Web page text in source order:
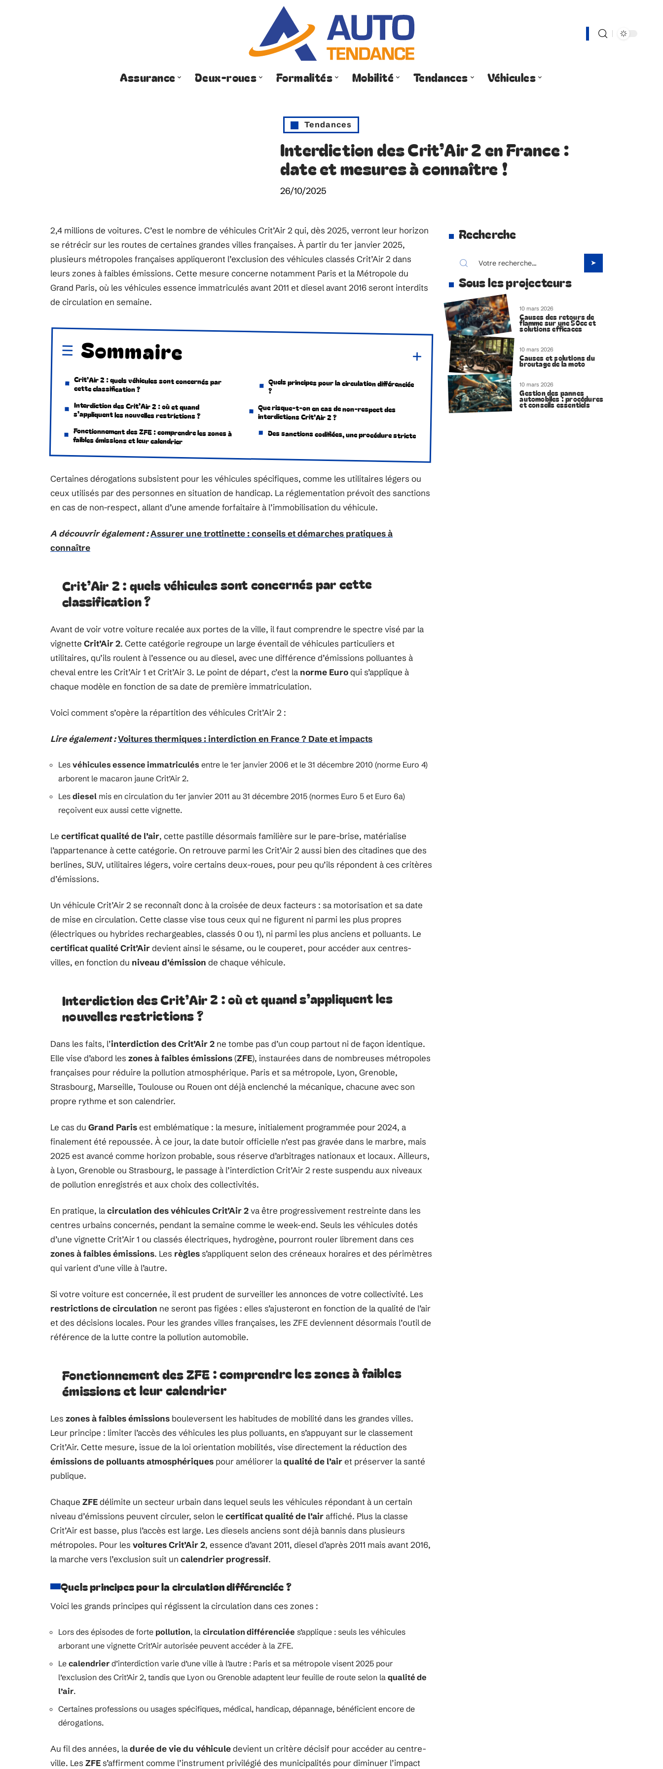
Assurance Deux-roues Formalités Mobilité Tendances Véhicules
Tendances
Interdiction des Crit’Air 2 en France :
date et mesures à connaître !
26/10/2025
2,4 millions de voitures. C’est le nombre de véhicules Crit’Air 2 qui, dès 2025, verront leur horizon
se rétrécir sur les routes de certaines grandes villes françaises. À partir du 1er janvier 2025,
plusieurs métropoles françaises appliqueront l’exclusion des véhicules classés Crit’Air 2 dans
leurs zones à faibles émissions. Cette mesure concerne notamment Paris et la Métropole du
Grand Paris, où les véhicules essence immatriculés avant 2011 et diesel avant 2016 seront interdits
de circulation en semaine.
Sommaire
Crit’Air 2 : quels véhicules sont concernés par
cette classification ?
Interdiction des Crit’Air 2 : où et quand
s’appliquent les nouvelles restrictions ?
Fonctionnement des ZFE : comprendre les zones à
faibles émissions et leur calendrier
Quels principes pour la circulation différenciée
?
Que risque-t-on en cas de non-respect des
interdictions Crit’Air 2 ?
Des sanctions codifiées, une procédure stricte
Certaines dérogations subsistent pour les véhicules spécifiques, comme les utilitaires légers ou
ceux utilisés par des personnes en situation de handicap. La réglementation prévoit des sanctions
en cas de non-respect, allant d’une amende forfaitaire à l’immobilisation du véhicule.
A découvrir également :Assurer une trottinette : conseils et démarches pratiques à
connaître
Crit’Air 2 : quels véhicules sont concernés par cette
classification ?
Avant de voir votre voiture recalée aux portes de la ville, il faut comprendre le spectre visé par la
vignette Crit’Air 2. Cette catégorie regroupe un large éventail de véhicules particuliers et
utilitaires, qu’ils roulent à l’essence ou au diesel, avec une différence d’émissions polluantes à
cheval entre les Crit’Air 1 et Crit’Air 3. Le point de départ, c’est la norme Euroqui s’applique à
chaque modèle en fonction de sa date de première immatriculation.
Voici comment s’opère la répartition des véhicules Crit’Air 2 :
Lire également :Voitures thermiques : interdiction en France ? Date et impacts
Les véhicules essence immatriculés entre le 1er janvier 2006 et le 31 décembre 2010 (norme Euro 4)
arborent le macaron jaune Crit’Air 2.
Les diesel mis en circulation du 1er janvier 2011 au 31 décembre 2015 (normes Euro 5 et Euro 6a)
reçoivent eux aussi cette vignette.
Le certificat qualité de l’air, cette pastille désormais familière sur le pare-brise, matérialise
l’appartenance à cette catégorie. On retrouve parmi les Crit’Air 2 aussi bien des citadines que des
berlines, SUV, utilitaires légers, voire certains deux-roues, pour peu qu’ils répondent à ces critères
d’émissions.
Un véhicule Crit’Air 2 se reconnaît donc à la croisée de deux facteurs : sa motorisation et sa date
de mise en circulation. Cette classe vise tous ceux qui ne figurent ni parmi les plus propres
(électriques ou hybrides rechargeables, classés 0 ou 1), ni parmi les plus anciens et polluants. Le
certificat qualité Crit’Airdevient ainsi le sésame, ou le couperet, pour accéder aux centres-
villes, en fonction du niveau d’émission de chaque véhicule.
Interdiction des Crit’Air 2 : où et quand s’appliquent les
nouvelles restrictions ?
Dans les faits, l’interdiction des Crit’Air 2 ne tombe pas d’un coup partout ni de façon identique.
Elle vise d’abord les zones à faibles émissions(ZFE), instaurées dans de nombreuses métropoles
françaises pour réduire la pollution atmosphérique. Paris et sa métropole, Lyon, Grenoble,
Strasbourg, Marseille, Toulouse ou Rouen ont déjà enclenché la mécanique, chacune avec son
propre rythme et son calendrier.
Le cas du Grand Parisest emblématique : la mesure, initialement programmée pour 2024, a
finalement été repoussée. À ce jour, la date butoir officielle n’est pas gravée dans le marbre, mais
2025 est avancé comme horizon probable, sous réserve d’arbitrages nationaux et locaux. Ailleurs,
à Lyon, Grenoble ou Strasbourg, le passage à l’interdiction Crit’Air 2 reste suspendu aux niveaux
de pollution enregistrés et aux choix des collectivités.
En pratique, lacirculation des véhicules Crit’Air 2va être progressivement restreinte dans les
centres urbains concernés, pendant la semaine comme le week-end. Seuls les véhicules dotés
d’une vignette Crit’Air 1 ou classés électriques, hydrogène, pourront rouler librement dans ces
zones à faibles émissions. Les règless’appliquent selon des créneaux horaires et des périmètres
qui varient d’une ville à l’autre.
Si votre voiture est concernée, il est prudent de surveiller les annonces de votre collectivité. Les
restrictions de circulation ne seront pas figées : elles s’ajusteront en fonction de la qualité de l’air
et des décisions locales. Pour les grandes villes françaises, les ZFE deviennent désormais l’outil de
référence de la lutte contre la pollution automobile.
Fonctionnement des ZFE : comprendre les zones à faibles
émissions et leur calendrier
Les zones à faibles émissions bouleversent les habitudes de mobilité dans les grandes villes.
Leur principe : limiter l’accès des véhicules les plus polluants, en s’appuyant sur le classement
Crit’Air. Cette mesure, issue de la loi orientation mobilités, vise directement la réduction des
émissions de polluants atmosphériques pour améliorer laqualité de l’airet préserver la santé
publique.
Chaque ZFEdélimite un secteur urbain dans lequel seuls les véhicules répondant à un certain
niveau d’émissions peuvent circuler, selon le certificat qualité de l’airaffiché. Plus la classe
Crit’Air est basse, plus l’accès est large. Les diesels anciens sont déjà bannis dans plusieurs
métropoles. Pour les voitures Crit’Air 2, essence d’avant 2011, diesel d’après 2011 mais avant 2016,
la marche vers l’exclusion suit un calendrier progressif.
Quels principes pour la circulation différenciée ?
Voici les grands principes qui régissent la circulation dans ces zones :
Lors des épisodes de forte pollution, la circulation différenciée s’applique : seuls les véhicules
arborant une vignette Crit’Air autorisée peuvent accéder à la ZFE.
Le calendrier d’interdiction varie d’une ville à l’autre : Paris et sa métropole visent 2025 pour
l’exclusion des Crit’Air 2, tandis que Lyon ou Grenoble adaptent leur feuille de route selon la qualité de
l’air.
Certaines professions ou usages spécifiques, médical, handicap, dépannage, bénéficient encore de
dérogations.
Au fil des années, ladurée de vie du véhiculedevient un critère décisif pour accéder au centre-
ville. Les ZFEs’affirment comme l’instrument privilégié des municipalités pour diminuer l’impact
Recherche
Sous les projecteurs
10 mars 2026
Causes des retours de
flamme sur une 50cc et
solutions efficaces
10 mars 2026
Causes et solutions du
broutage de la moto
10 mars 2026
Gestion des pannes
automobiles : procédures
et conseils essentiels